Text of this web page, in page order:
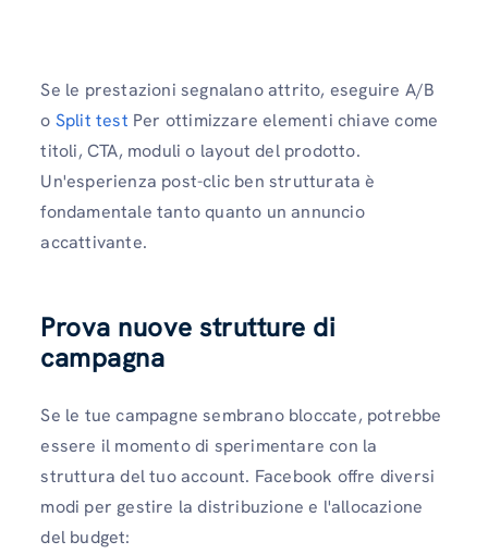
Se le prestazioni segnalano attrito, eseguire A/B
o Split test Per ottimizzare elementi chiave come
titoli, CTA, moduli o layout del prodotto.
Un'esperienza post-clic ben strutturata è
fondamentale tanto quanto un annuncio
accattivante.
Prova nuove strutture di
campagna
Se le tue campagne sembrano bloccate, potrebbe
essere il momento di sperimentare con la
struttura del tuo account. Facebook offre diversi
modi per gestire la distribuzione e l'allocazione
del budget: